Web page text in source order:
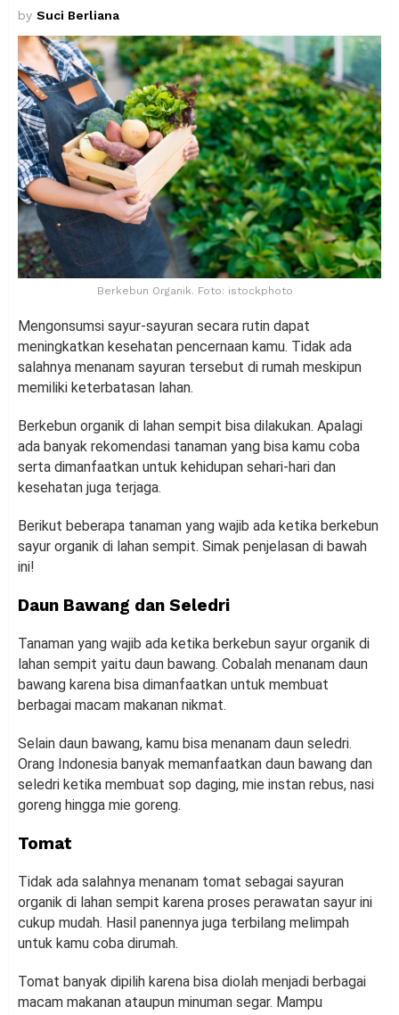
by Suci Berliana
Berkebun Organik. Foto: istockphoto
Mengonsumsi sayur-sayuran secara rutin dapat
meningkatkan kesehatan pencernaan kamu. Tidak ada
salahnya menanam sayuran tersebut di rumah meskipun
memiliki keterbatasan lahan.
Berkebun organik di lahan sempit bisa dilakukan. Apalagi
ada banyak rekomendasi tanaman yang bisa kamu coba
serta dimanfaatkan untuk kehidupan sehari-hari dan
kesehatan juga terjaga.
Berikut beberapa tanaman yang wajib ada ketika berkebun
sayur organik di lahan sempit. Simak penjelasan di bawah
ini!
Daun Bawang dan Seledri
Tanaman yang wajib ada ketika berkebun sayur organik di
lahan sempit yaitu daun bawang. Cobalah menanam daun
bawang karena bisa dimanfaatkan untuk membuat
berbagai macam makanan nikmat.
Selain daun bawang, kamu bisa menanam daun seledri.
Orang Indonesia banyak memanfaatkan daun bawang dan
seledri ketika membuat sop daging, mie instan rebus, nasi
goreng hingga mie goreng.
Tomat
Tidak ada salahnya menanam tomat sebagai sayuran
organik di lahan sempit karena proses perawatan sayur ini
cukup mudah. Hasil panennya juga terbilang melimpah
untuk kamu coba dirumah.
Tomat banyak dipilih karena bisa diolah menjadi berbagai
macam makanan ataupun minuman segar. Mampu